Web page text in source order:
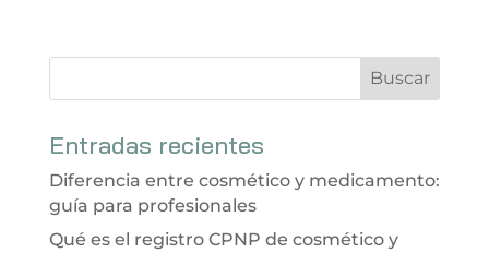
Entradas recientes
Diferencia entre cosmético y medicamento:
guía para profesionales
Qué es el registro CPNP de cosmético y